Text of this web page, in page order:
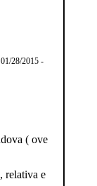
28/2015 -
( ove
relativa e